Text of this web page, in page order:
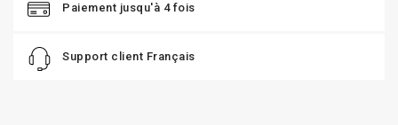
Paiement jusqu'à 4 fois
Support client Français